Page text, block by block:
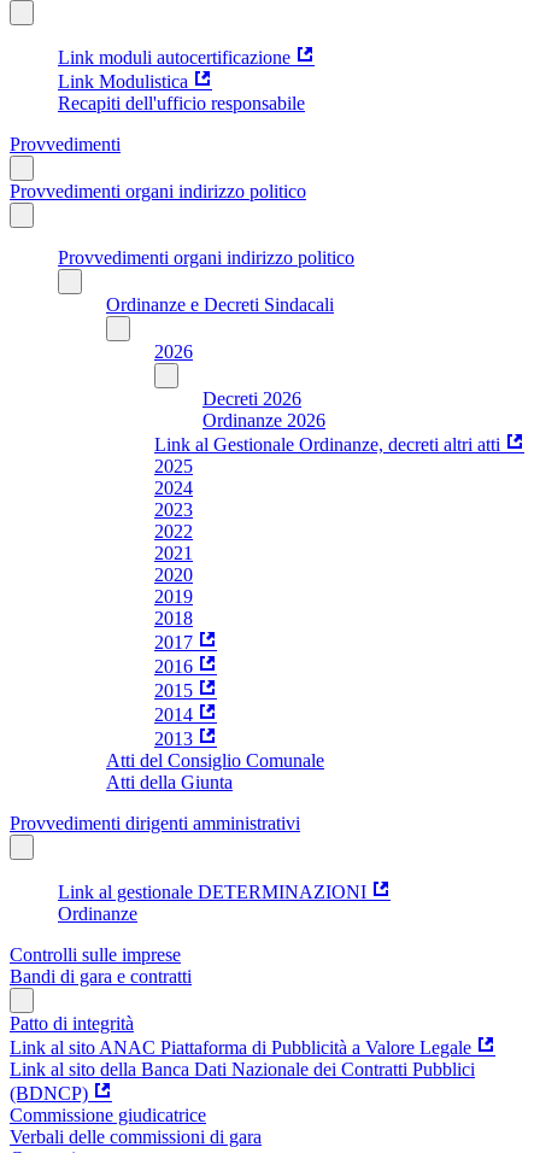
Link moduli autocertificazione
Link Modulistica
Recapiti dell'ufficio responsabile
Provvedimenti
Provvedimenti organi indirizzo politico
Provvedimenti organi indirizzo politico
Ordinanze e Decreti Sindacali
2026
Decreti 2026
Ordinanze 2026
Link al Gestionale Ordinanze, decreti altri atti
2025
2024
2023
2022
2021
2020
2019
2018
2017
2016
2015
2014
2013
Atti del Consiglio Comunale
Atti della Giunta
Provvedimenti dirigenti amministrativi
Link al gestionale DETERMINAZIONI
Ordinanze
Controlli sulle imprese
Bandi di gara e contratti
Patto di integrità
Link al sito ANAC Piattaforma di Pubblicità a Valore Legale
Link al sito della Banca Dati Nazionale dei Contratti Pubblici
(BDNCP)
Commissione giudicatrice
Verbali delle commissioni di gara